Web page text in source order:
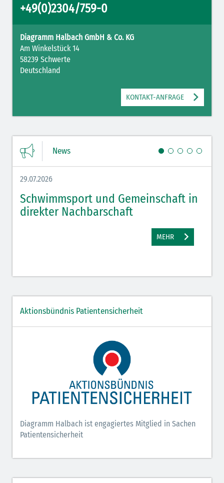
+49(0)2304/759-0
Diagramm Halbach GmbH & Co. KG
Am Winkelstück 14
58239 Schwerte
Deutschland
KONTAKT-ANFRAGE
News
29.07.2026
Schwimmsport und Gemeinschaft in
direkter Nachbarschaft
MEHR
Aktionsbündnis Patientensicherheit
Diagramm Halbach ist engagiertes Mitglied in Sachen
Patientensicherheit